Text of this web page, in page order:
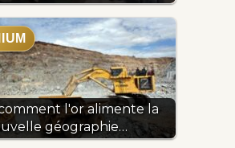
l'or alimente la
géographie…